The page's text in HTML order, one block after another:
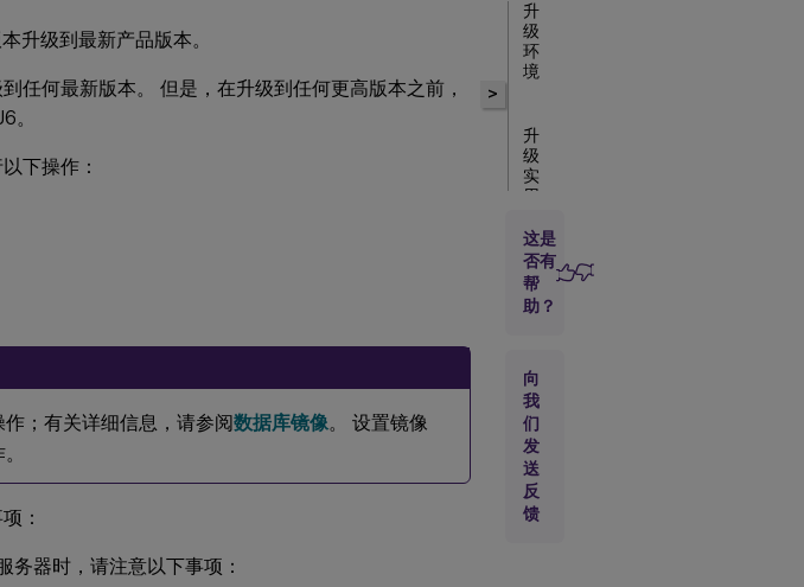
升级到最新产品版本。
任何最新版本。 但是，在升级到任何更高版本之前，
。
下操作：
；有关详细信息，请参阅数据库镜像。 设置镜像
：
务器时，请注意以下事项：
>
升
级
环
境
升
级
实
用
序
升
级
升
级
控
制
台
和
这是
否有
帮
助？
向
我
们
发
送
反
馈